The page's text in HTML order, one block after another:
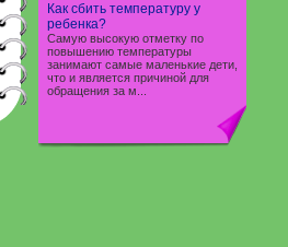
Как сбить температуру у
ребенка?
Самую высокую отметку по
повышению температуры
занимают самые маленькие дети,
что и является причиной для
обращения за м...